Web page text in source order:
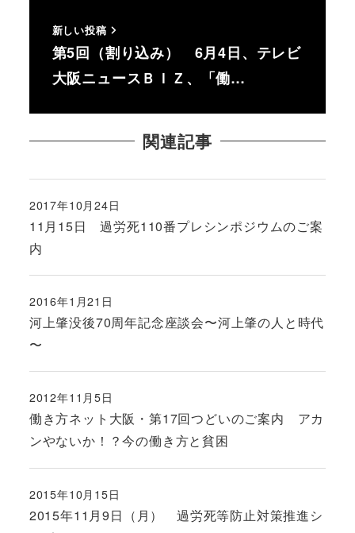
新しい投稿
第5回（割り込み） 6月4日、テレビ
大阪ニュースＢＩＺ、「働…
関連記事
11月15日 過労死110番プレシンポジウムのご案
内
投稿日
2017年10月24日
河上肇没後70周年記念座談会〜河上肇の人と時代
〜
投稿日
2016年1月21日
働き方ネット大阪・第17回つどいのご案内 アカ
ンやないか！？今の働き方と貧困
投稿日
2012年11月5日
2015年11月9日（月） 過労死等防止対策推進シ
投稿日
2015年10月15日